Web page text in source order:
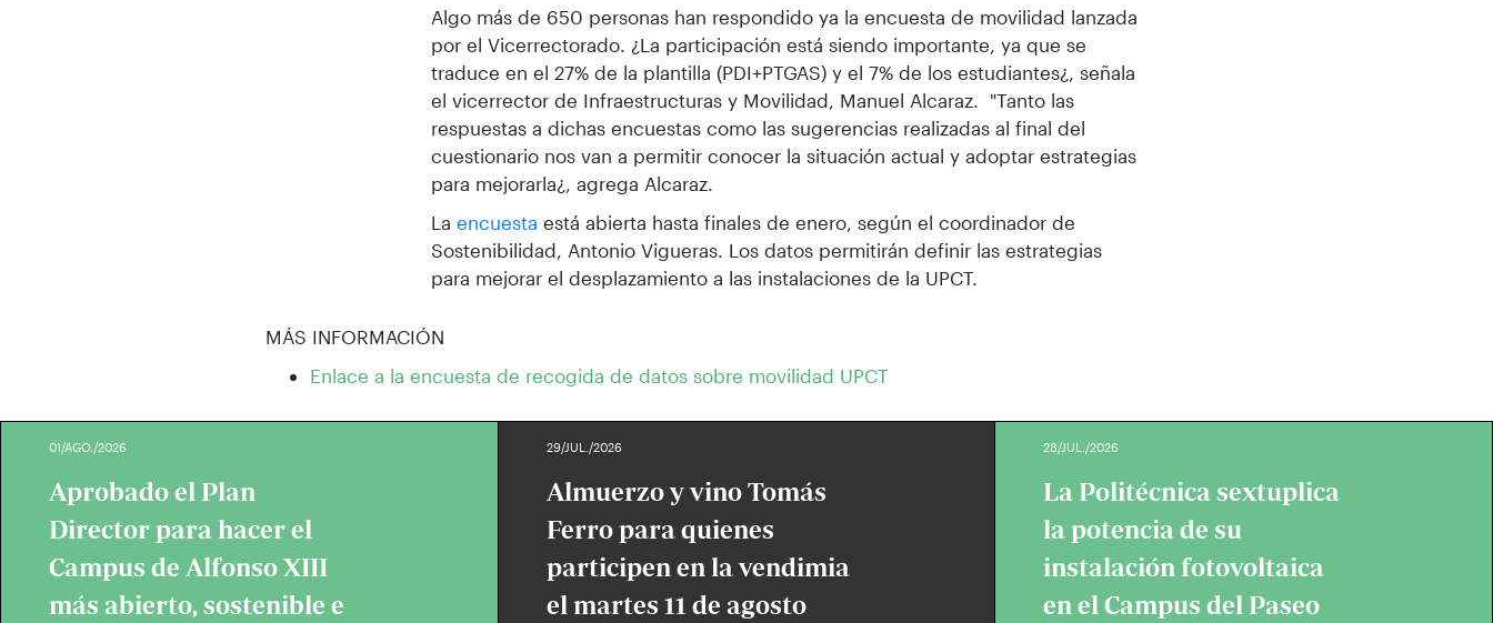
Algo más de 650 personas han respondido ya la encuesta de movilidad lanzada
por el Vicerrectorado. ¿La participación está siendo importante, ya que se
traduce en el 27% de la plantilla (PDI+PTGAS) y el 7% de los estudiantes¿, señala
el vicerrector de Infraestructuras y Movilidad, Manuel Alcaraz. "Tanto las
respuestas a dichas encuestas como las sugerencias realizadas al final del
cuestionario nos van a permitir conocer la situación actual y adoptar estrategias
para mejorarla¿, agrega Alcaraz.
Laencuestaestá abierta hasta finales de enero, según el coordinador de
Sostenibilidad, Antonio Vigueras. Los datos permitirán definir las estrategias
para mejorar el desplazamiento a las instalaciones de la UPCT.
MÁS INFORMACIÓN
Enlace a la encuesta de recogida de datos sobre movilidad UPCT
01/AGO./2026
Aprobado el Plan
Director para hacer el
Campus de Alfonso XIII
más abierto, sostenible e
29/JUL./2026
Almuerzo y vino Tomás
Ferro para quienes
participen en la vendimia
el martes 11 de agosto
28/JUL./2026
La Politécnica sextuplica
la potencia de su
instalación fotovoltaica
en el Campus del Paseo